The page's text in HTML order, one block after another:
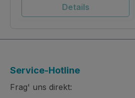
Details
Service-Hotline
Frag' uns direkt: